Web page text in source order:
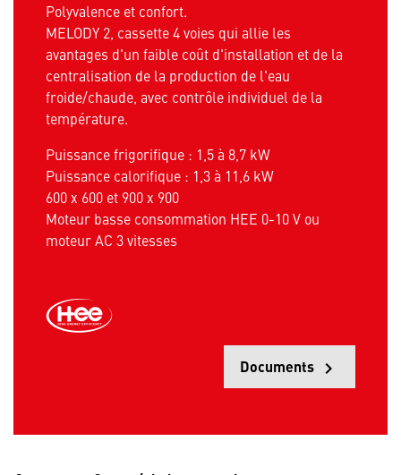
Polyvalence et confort.
MELODY 2, cassette 4 voies qui allie les
avantages d'un faible coût d'installation et de la
centralisation de la production de l'eau
froide/chaude, avec contrôle individuel de la
température.
Puissance frigorifique : 1,5 à 8,7 kW
Puissance calorifique : 1,3 à 11,6 kW
600 x 600 et 900 x 900
Moteur basse consommation HEE 0-10 V ou
moteur AC 3 vitesses
Documents keyboard_arrow_right